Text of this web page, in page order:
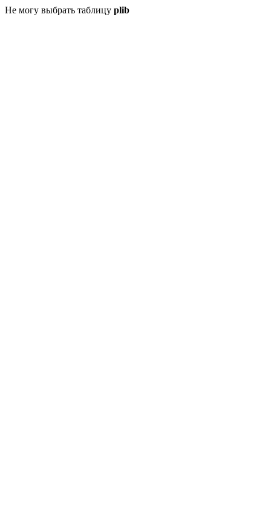
Не могу выбрать таблицу plib